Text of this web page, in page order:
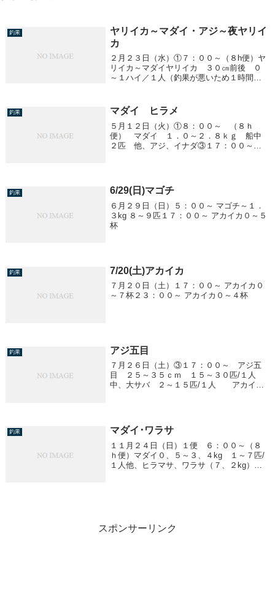
釣果
ヤリイカ～マダイ・アジ～夜ヤリイ
カ
２月２３日（水）①７：００～（８h便）ヤ
リイカ～マダイヤリイカ ３０㎝前後 ０
～１ハイ／１人（釣果が悪いため１時間位
たよ！！）③１５：３０～ アジ～ヤリイ
カアジ ３０...
釣果 マダイ ヒラメ
５月１２日（火）①８：００～ （８ｈ
便） マダイ １．０～２．８ｋｇ 船中
２匹 他、アジ、イナダ③１７：００～
木曜日が定休...
釣果 6/29(日)マゴチ
６月２９日（日）５：００～ マゴチ～１．
３kg ８～９匹１７：００～ アカイカ０～５
杯
釣果 7/20(土)アカイカ
７月２０日（土）１７：００～ アカイカ０
～７杯２３：００～ アカイカ０～４杯
釣果 アジ五目
７月２６日（土）③１７：００～ アジ五
目 ２５～３５ｃｍ １５～３０匹/１人
中、大サバ ２～１５匹/１人 アカイ
釣果 マダイ･ワラサ
１１月２４日（日）１便 ６：００～（８
ｈ便）マダイ０、５～３、４kg １～７匹/
１人他、ヒラマサ、ワラサ（７、２kg）３
スポンサーリンク